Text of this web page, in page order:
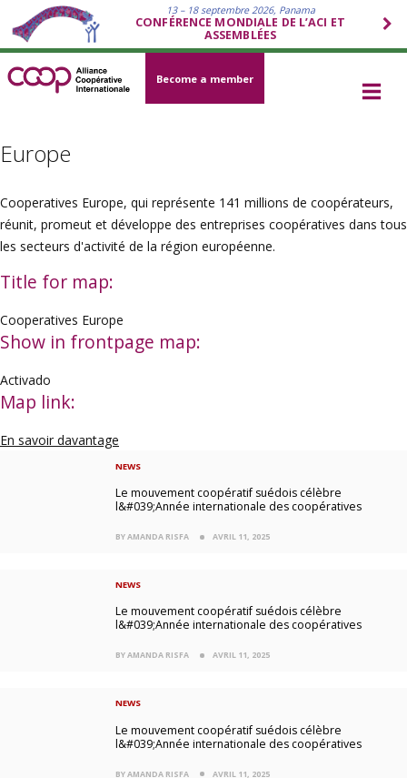
13 – 18 septembre 2026, Panama
CONFÉRENCE MONDIALE DE L’ACI ET
ASSEMBLÉES
Become a member
Europe
Cooperatives Europe, qui représente 141 millions de coopérateurs,
réunit, promeut et développe des entreprises coopératives dans tous
les secteurs d'activité de la région européenne.
Title for map:
Cooperatives Europe
Show in frontpage map:
Activado
Map link:
En savoir davantage
NEWS
Le mouvement coopératif suédois célèbre
l&#039;Année internationale des coopératives
BY AMANDA RISFA AVRIL 11, 2025
NEWS
Le mouvement coopératif suédois célèbre
l&#039;Année internationale des coopératives
BY AMANDA RISFA AVRIL 11, 2025
NEWS
Le mouvement coopératif suédois célèbre
l&#039;Année internationale des coopératives
BY AMANDA RISFA AVRIL 11, 2025